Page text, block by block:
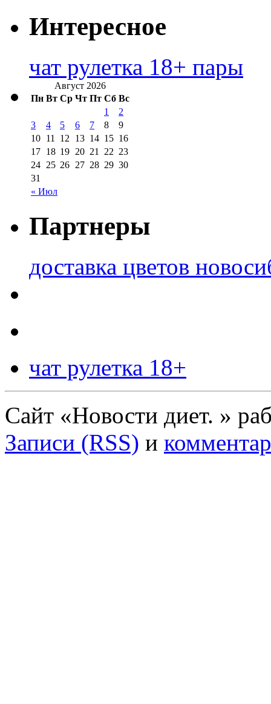
Интересное
чат рулетка 18+ пары
Август 2026
Пн Вт Ср Чт Пт Сб Вс
« Июл
1
2
3
4 5 6 7 8
9
10 11 12 13 14 15 16
17 18 19 20 21 22 23
24 25 26 27 28 29 30
31
Партнеры
доставка цветов
чат рулетка 18+
Сайт «Новости диет. »
Записи (RSS) и